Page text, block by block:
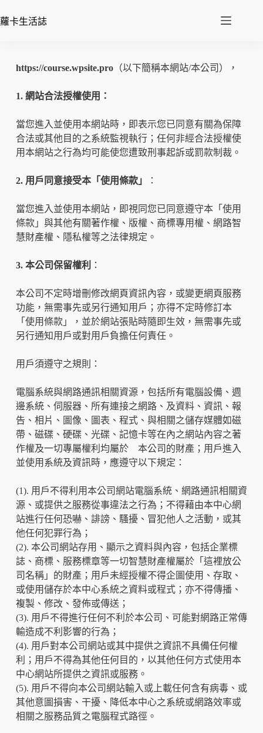
蘿卡生活誌
https://course.wpsite.pro（以下簡稱本網站/本公司），
1. 網站合法授權使用：
當您進入並使用本網站時，即表示您已同意有關為保障
合法或其他目的之系統監視執行；任何非經合法授權使
用本網站之行為均可能使您遭致刑事起訴或罰款制裁。
2. 用戶同意接受本「使用條款」 ：
當您進入並使用本網站，即視同您已同意遵守本「使用
條款」與其他有關著作權、版權、商標專用權、網路智
慧財產權、隱私權等之法律規定。
3. 本公司保留權利 ：
本公司不定時增刪修改網頁資訊內容，或變更網頁服務
功能，無需事先或另行通知用戶；亦得不定時修訂本
「使用條款」，並於網站張貼時隨即生效，無需事先或
另行通知用戶或對用戶負擔任何責任。
用戶須遵守之規則：
電腦系統與網路通訊相關資源，包括所有電腦設備、週
邊系統、伺服器、所有連接之網路、及資料、資訊、報
告、相片、圖像、圖表、程式、與相關之儲存媒體如磁
帶、磁碟、硬碟、光碟、記憶卡等在內之網站內容之著
作權及一切專屬權利均屬於 本公司的財產；用戶進入
並使用系統及資訊時，應遵守以下規定：
(1). 用戶不得利用本公司網站電腦系統、網路通訊相關資
源、或提供之服務從事違法之行為；不得藉由本中心網
站進行任何恐嚇、誹謗、騷擾、冒犯他人之活動，或其
他任何犯罪行為；
(2). 本公司網站存用、顯示之資料與內容，包括企業標
誌、商標、服務標章等一切智慧財產權屬於「這裡放公
司名稱」的財產；用戶未經授權不得企圖使用、存取、
或使用儲存於本中心系統之資料或程式；亦不得傳播、
複製、修改、發佈或傳送；
(3). 用戶不得進行任何不利於本公司、可能對網路正常傳
輸造成不利影響的行為；
(4). 用戶對本公司網站或其中提供之資訊不具備任何權
利；用戶不得為其他任何目的，以其他任何方式使用本
中心網站所提供之資訊或服務。
(5). 用戶不得向本公司網站輸入或上載任何含有病毒、或
其他意圖損害、干擾、降低本中心之系統或網路效率或
相關之服務品質之電腦程式路徑。